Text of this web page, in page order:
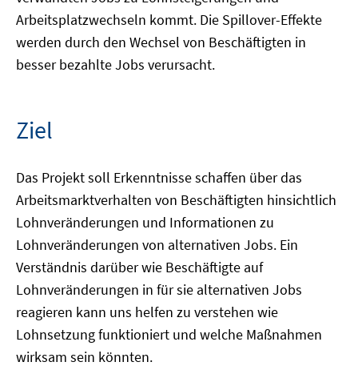
Arbeitsplatzwechseln kommt. Die Spillover-Effekte
werden durch den Wechsel von Beschäftigten in
besser bezahlte Jobs verursacht.
Ziel
Das Projekt soll Erkenntnisse schaffen über das
Arbeitsmarktverhalten von Beschäftigten hinsichtlich
Lohnveränderungen und Informationen zu
Lohnveränderungen von alternativen Jobs. Ein
Verständnis darüber wie Beschäftigte auf
Lohnveränderungen in für sie alternativen Jobs
reagieren kann uns helfen zu verstehen wie
Lohnsetzung funktioniert und welche Maßnahmen
wirksam sein könnten.